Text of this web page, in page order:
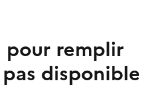
remplir
disponible